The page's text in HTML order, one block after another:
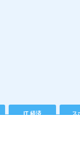
IT 経済 ス